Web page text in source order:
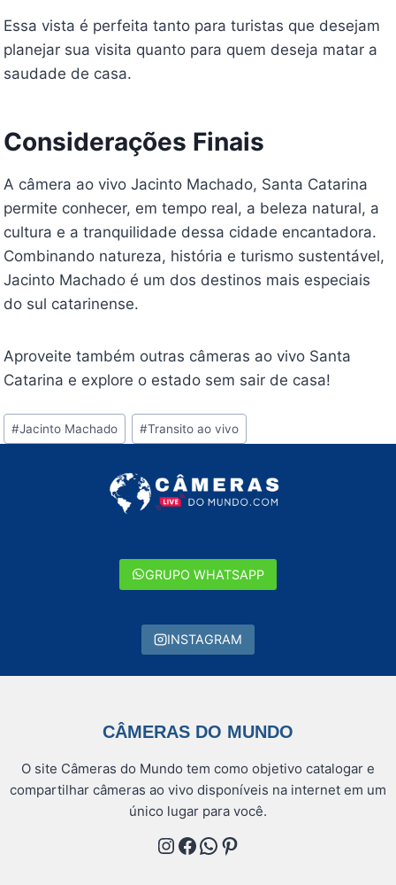
Essa vista é perfeita tanto para turistas que desejam
planejar sua visita quanto para quem deseja matar a
saudade de casa.
Considerações Finais
A câmera ao vivo Jacinto Machado, Santa Catarina
permite conhecer, em tempo real, a beleza natural, a
cultura e a tranquilidade dessa cidade encantadora.
Combinando natureza, história e turismo sustentável,
Jacinto Machado é um dos destinos mais especiais
do sul catarinense.
Aproveite também outras câmeras ao vivo Santa
Catarina e explore o estado sem sair de casa!
Tags
do
#Jacinto Machado #Transito ao vivo
GRUPO WHATSAPP
INSTAGRAM
CÂMERAS DO MUNDO
O site Câmeras do Mundo tem como objetivo catalogar e
compartilhar câmeras ao vivo disponíveis na internet em um
único lugar para você.
Instagram
Facebook
WhatsApp
Pinterest